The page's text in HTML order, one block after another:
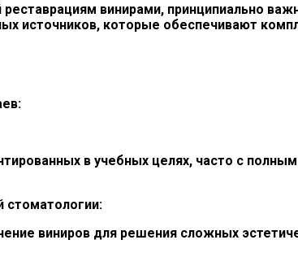
винирами, принципиально
источников, которые обеспечивают
в учебных целях, часто с
стоматологии:
виниров для решения сложных